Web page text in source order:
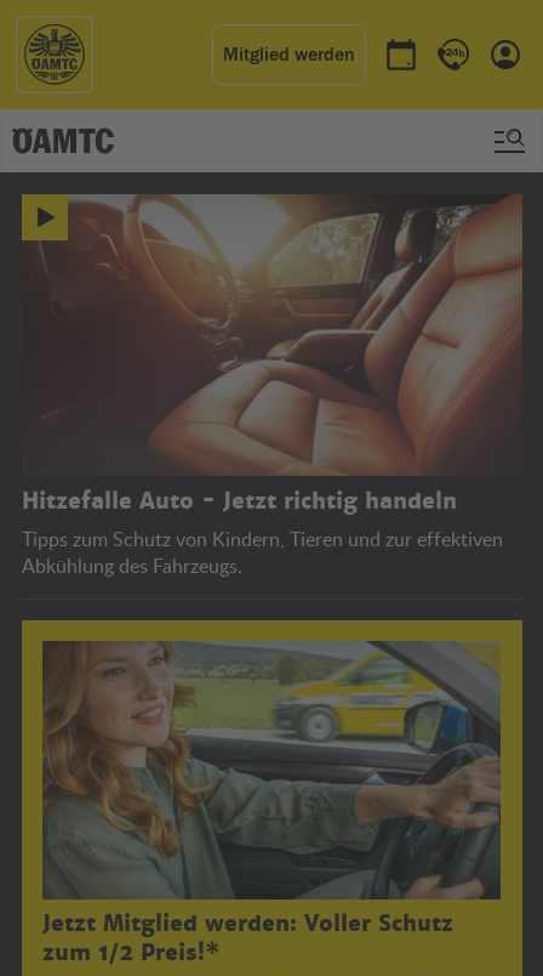
Mitglied werden
Termin buchen
Kontakt &
ÖAMTC
Hitzefalle Auto - Jetzt richtig handeln
Tipps zum Schutz von Kindern, Tieren und zur effektiven
Abkühlung des Fahrzeugs.
Jetzt Mitglied werden: Voller Schutz
zum 1/2 Preis!*